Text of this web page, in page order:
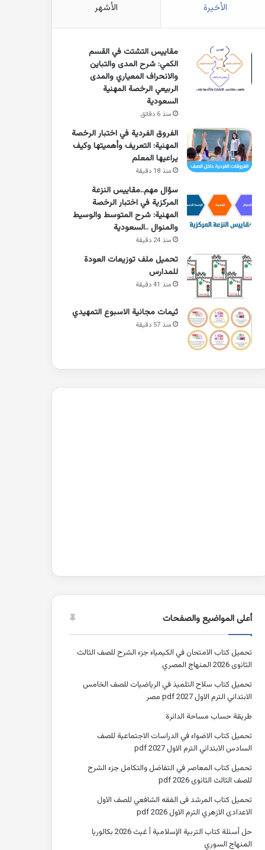
الأخيرة الأشهر
مقاييس التشتت في القسم
الكمي: شرح المدى والتباين
والانحراف المعياري والمدى
الربيعي الرخصة المهنية
السعودية
منذ 6 دقائق
الفروق الفردية في اختبار الرخصة
المهنية: التعريف وأهميتها وكيف
يراعيها المعلم
منذ 18 دقيقة
سؤال مهم..مقاييس النزعة
المركزية في اختبار الرخصة
المهنية: شرح المتوسط والوسيط
والمنوال ..السعودية
منذ 24 دقيقة
تحميل ملف توزيعات العودة
للمدارس
منذ 41 دقيقة
ثيمات مجانية الاسبوع التمهيدي
منذ 57 دقيقة
أعلى المواضيع والصفحات
تحميل كتاب الامتحان في الكيمياء جزء الشرح للصف الثالث
الثانوى 2026 المنهاج المصري
تحميل كتاب سلاح التلميذ في الرياضيات للصف الخامس
الابتدائي الترم الاول 2027 pdf مصر
طريقة حساب مساحة الدائرة
تحميل كتاب الاضواء في الدراسات الاجتماعية للصف
السادس الابتدائي الترم الاول 2027 pdf
تحميل كتاب المعاصر في التفاضل والتكامل جزء الشرح
للصف الثالث الثانوى 2026 pdf
تحميل كتاب المرشد فى الفقه الشافعي للصف الاول
الاعدادى الازهري الترم الاول 2026 pdf
حل أسئلة كتاب التربية الإسلامية أ غيث 2026 بكالوريا
المنهاج السوري